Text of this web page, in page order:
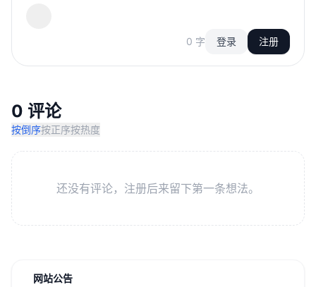
0 字 登录 注册
0 评论
按倒序按正序按热度
还没有评论，注册后来留下第一条想法。
网站公告